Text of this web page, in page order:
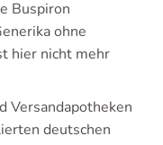
Buspiron
ohne
hier nicht mehr
Versandapotheken
deutschen